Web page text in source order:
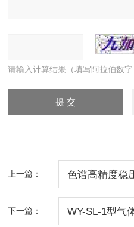
请输入计算结果（填写阿拉伯数
上一篇： 色谱高精度稳
下一篇： WY-SL-1型气